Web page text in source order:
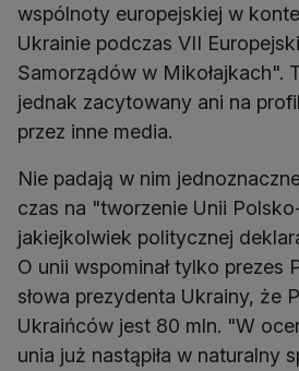
wspólnoty europejskiej w
Ukrainie podczas VII
Samorządów w Mikołajkach".
jednak zacytowany ani na
przez inne media.
Nie padają w nim
czas na "tworzenie Unii
jakiejkolwiek politycznej
O unii wspominał tylko prezes
słowa prezydenta Ukrainy, że
Ukraińców jest 80 mln. "W
unia już nastąpiła w naturalny